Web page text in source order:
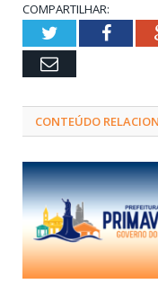
COMPARTILHAR:
Twitter
Email
CONTEÚDO